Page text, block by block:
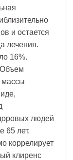
и остается
лечения.
16%.
Объем
массы
людей
65 лет.
коррелирует
клиренс